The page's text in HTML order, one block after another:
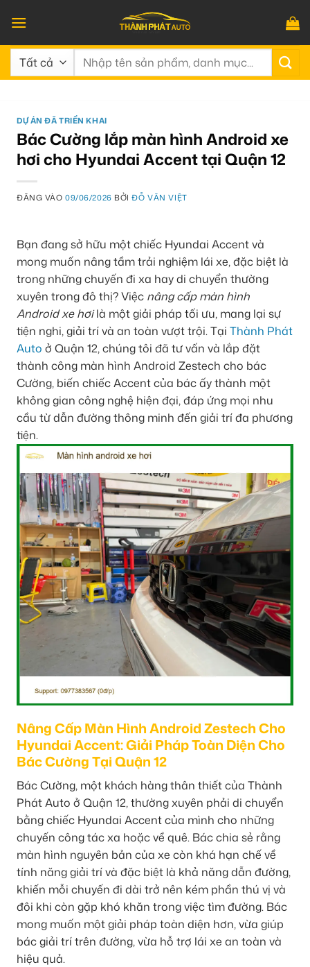
qua
nội
dung
Tìm
DỰ ÁN ĐÃ TRIỂN KHAI
Bác Cường lắp màn hình Android xe
hơi cho Hyundai Accent tại Quận 12
ĐĂNG VÀO09/06/2026 BỞIĐỖ VĂN VIỆT
Bạn đang sở hữu một chiếc Hyundai Accent và
mong muốn nâng tầm trải nghiệm lái xe, đặc biệt là
trong những chuyến đi xa hay di chuyển thường
xuyên trong đô thị? Việc nâng cấp màn hình
Android xe hơilà một giải pháp tối ưu, mang lại sự
tiện nghi, giải trí và an toàn vượt trội. Tại Thành Phát
Auto ở Quận 12, chúng tôi đã tư vấn và lắp đặt
thành công màn hình Android Zestech cho bác
Cường, biến chiếc Accent của bác ấy thành một
không gian công nghệ hiện đại, đáp ứng mọi nhu
cầu từ dẫn đường thông minh đến giải trí đa phương
tiện.
Nâng Cấp Màn Hình Android Zestech Cho
Hyundai Accent: Giải Pháp Toàn Diện Cho
Bác Cường Tại Quận 12
Bác Cường, một khách hàng thân thiết của Thành
Phát Auto ở Quận 12, thường xuyên phải di chuyển
bằng chiếc Hyundai Accent của mình cho những
chuyến công tác xa hoặc về quê. Bác chia sẻ rằng
màn hình nguyên bản của xe còn khá hạn chế về
tính năng giải trí và đặc biệt là khả năng dẫn đường,
khiến mỗi chuyến đi dài trở nên kém phần thú vị và
đôi khi còn gặp khó khăn trong việc tìm đường. Bác
mong muốn một giải pháp toàn diện hơn, vừa giúp
bác giải trí trên đường, vừa hỗ trợ lái xe an toàn và
hiệu quả.